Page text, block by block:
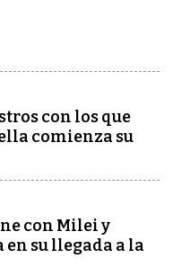
con los que
comienza su
con Milei y
su llegada a la